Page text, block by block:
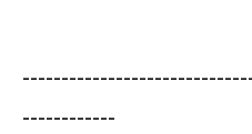
------------